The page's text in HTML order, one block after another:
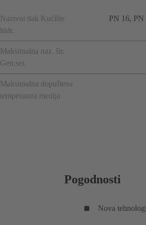
Nazivni tlak Kućište
hidr.
PN 16, PN
Maksimalna naz. šir.
Gen.ser.
Maksimalna dopuštena
temperatura medija
Pogodnosti
Nova